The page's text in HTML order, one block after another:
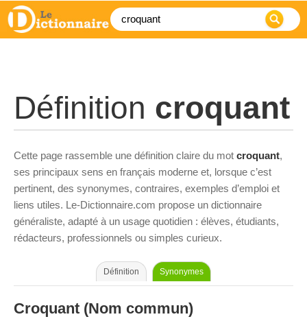
Définition croquant
Cette page rassemble une définition claire du mot croquant,
ses principaux sens en français moderne et, lorsque c’est
pertinent, des synonymes, contraires, exemples d’emploi et
liens utiles. Le-Dictionnaire.com propose un dictionnaire
généraliste, adapté à un usage quotidien : élèves, étudiants,
rédacteurs, professionnels ou simples curieux.
Définition Synonymes
Croquant (Nom commun)